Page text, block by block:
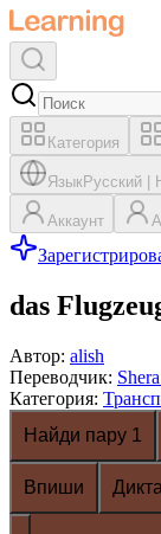
Категория
ЯзыкРусский
Аккаунт
das
Автор: alish
Переводчик:
Категория:
Найди пару 1
Впиши